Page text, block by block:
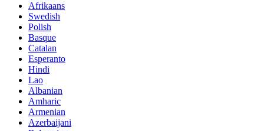
Afrikaans
Swedish
Polish
Basque
Catalan
Esperanto
Hindi
Lao
Albanian
Amharic
Armenian
Azerbaijani